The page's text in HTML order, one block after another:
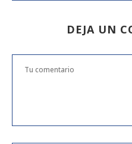
DEJA UN